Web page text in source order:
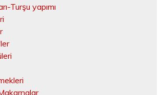
Turşu yapımı